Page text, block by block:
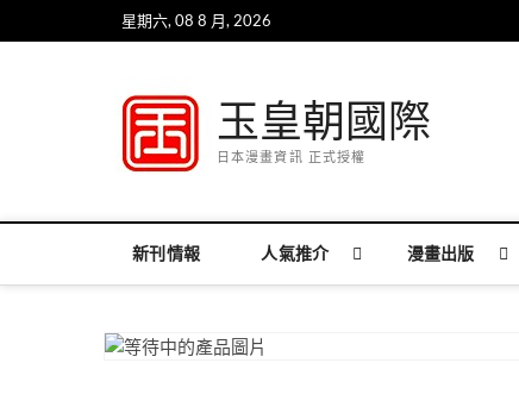
to
星期六, 08 8 月, 2026
玉皇朝國際
日本漫畫資訊 正式授權
新刊情報 人氣推介 漫畫出版